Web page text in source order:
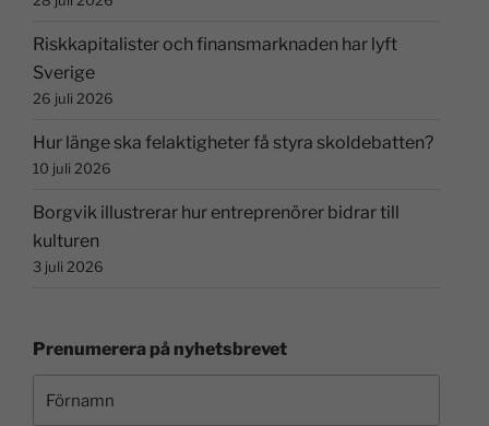
Riskkapitalister och finansmarknaden har lyft
Sverige
26 juli 2026
Hur länge ska felaktigheter få styra skoldebatten?
10 juli 2026
Borgvik illustrerar hur entreprenörer bidrar till
kulturen
3 juli 2026
Prenumerera på nyhetsbrevet